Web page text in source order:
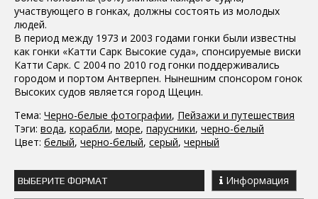
участвующего в гонках, должны состоять из молодых
людей.
В период между 1973 и 2003 годами гонки были известны
как гонки «Катти Сарк Высокие суда», спонсируемые виски
Катти Сарк. С 2004 по 2010 год гонки поддерживались
городом и портом Антверпен. Нынешним спонсором гонок
Высоких судов является город Щецин.
Тема: Черно-белые фотографии, Пейзажи и путешествия
Тэги: вода, корабли, море, парусники, черно-белый
Цвет: белый, черно-белый, серый, черный
ВЫБЕРИТЕ ФОРМАТ Информация